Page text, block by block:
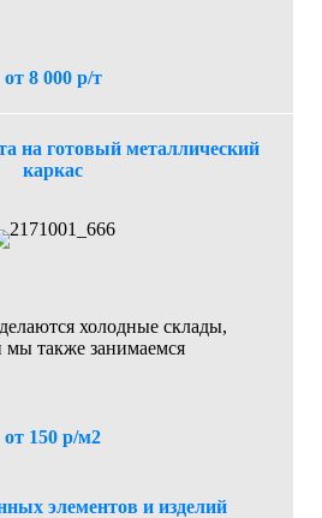
от 8 000 р/т
на готовый металлический
каркас
холодные склады,
мы также занимаемся
от 150 р/м2
элементов и изделий